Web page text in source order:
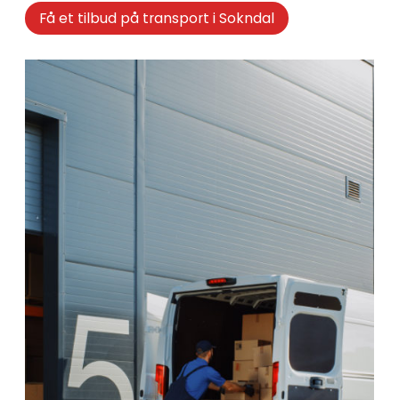
Få et tilbud på transport i Sokndal